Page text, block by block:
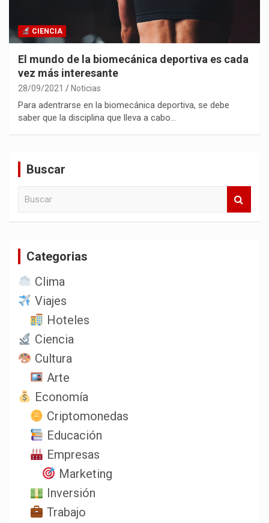
CIENCIA
El mundo de la biomecánica deportiva es cada
vez más interesante
28/09/2021 Noticias
Para adentrarse en la biomecánica deportiva, se debe
saber que la disciplina que lleva a cabo…
Buscar
Categorias
Clima
Viajes
Hoteles
Ciencia
Cultura
Arte
Economía
Criptomonedas
Educación
Empresas
Marketing
Inversión
Trabajo